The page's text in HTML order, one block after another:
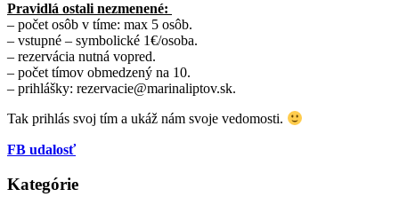
Pravidlá ostali nezmenené:
– počet osôb v tíme: max 5 osôb.
– vstupné – symbolické 1€/osoba.
– rezervácia nutná vopred.
– počet tímov obmedzený na 10.
– prihlášky: rezervacie@marinaliptov.sk.
Tak prihlás svoj tím a ukáž nám svoje vedomosti.
FB udalosť
Kategórie